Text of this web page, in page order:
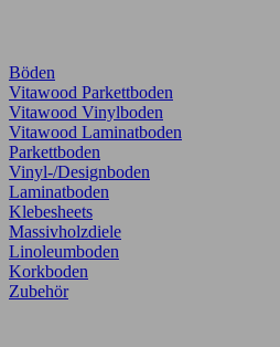
Böden
Vitawood Parkettboden
Vitawood Vinylboden
Vitawood Laminatboden
Parkettboden
Vinyl-/Designboden
Laminatboden
Klebesheets
Massivholzdiele
Linoleumboden
Korkboden
Zubehör